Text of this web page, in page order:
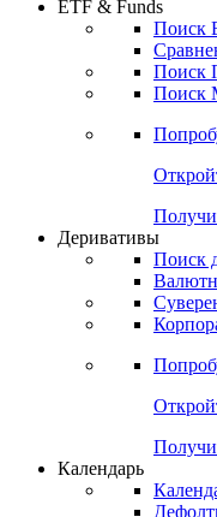
ETF & Funds
Поиск
Деривативы